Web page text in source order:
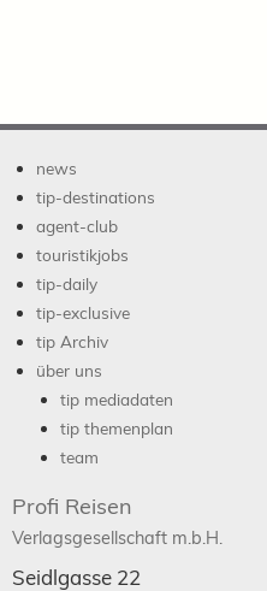
news
tip-destinations
agent-club
touristikjobs
tip-daily
tip-exclusive
tip Archiv
über uns
tip mediadaten
tip themenplan
team
Profi Reisen
Verlagsgesellschaft m.b.H.
Seidlgasse 22